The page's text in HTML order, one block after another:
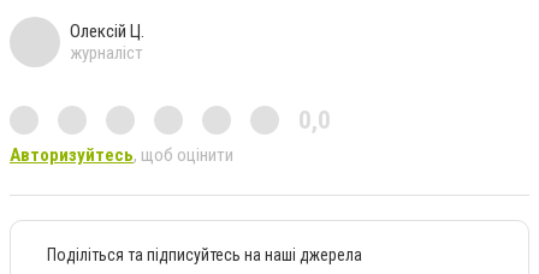
Олексій Ц.
журналіст
0,0
Авторизуйтесь, щоб оцінити
Поділіться та підписуйтесь на наші джерела